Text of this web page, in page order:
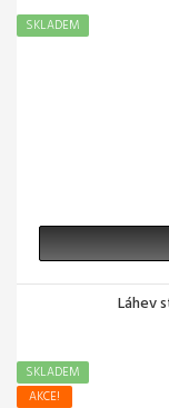
SKLADEM
Láhev
AKCE!
SKLADEM